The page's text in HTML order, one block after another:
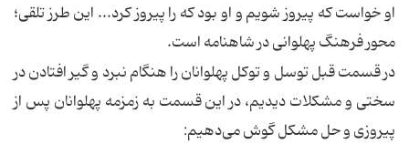
او خواست که پیروز شویم و او بود که را پیروز کرد... این طرز تلقی؛
محور فرهنگ پهلوانی در شاهنامه است.
در قسمت قبل توسل و توکل پهلوانان را هنگام نبرد و گیر افتادن در
سختی و مشکلات دیدیم، در این قسمت به زمزمه پهلوانان پس از
پیروزی و حل مشکل گوش می‌دهیم: